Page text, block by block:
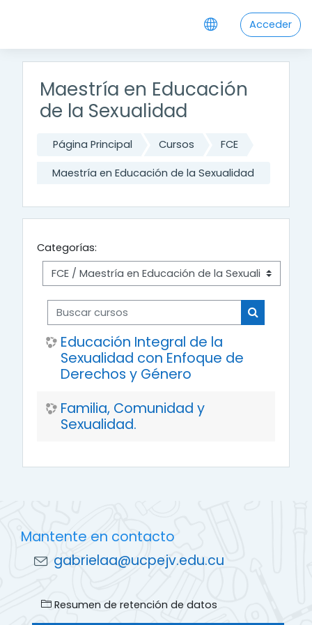
Acceder
Maestría en Educación
de la Sexualidad
Página Principal Cursos FCE
Maestría en Educación de la Sexualidad
Categorías:
Buscar cursos
Buscar
Educación Integral de la
Sexualidad con Enfoque de
Derechos y Género
Familia, Comunidad y
Sexualidad.
Mantente en contacto
gabrielaa@ucpejv.edu.cu
Resumen de retención de datos